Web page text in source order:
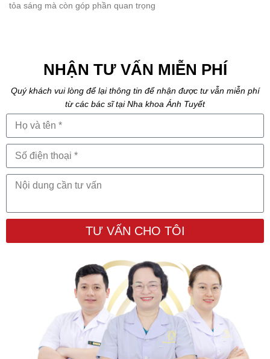
tỏa sáng mà còn góp phần quan trọng
NHẬN TƯ VẤN MIỄN PHÍ
Quý khách vui lòng để lại thông tin để nhận được tư vẫn miễn phí
từ các bác sĩ tại Nha khoa Ánh Tuyết
TƯ VẤN CHO TÔI